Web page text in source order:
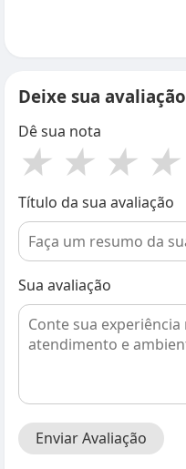
Deixe sua avaliação
Dê sua nota
★ ★ ★ ★
Título da sua avaliação
Sua avaliação
Enviar Avaliação